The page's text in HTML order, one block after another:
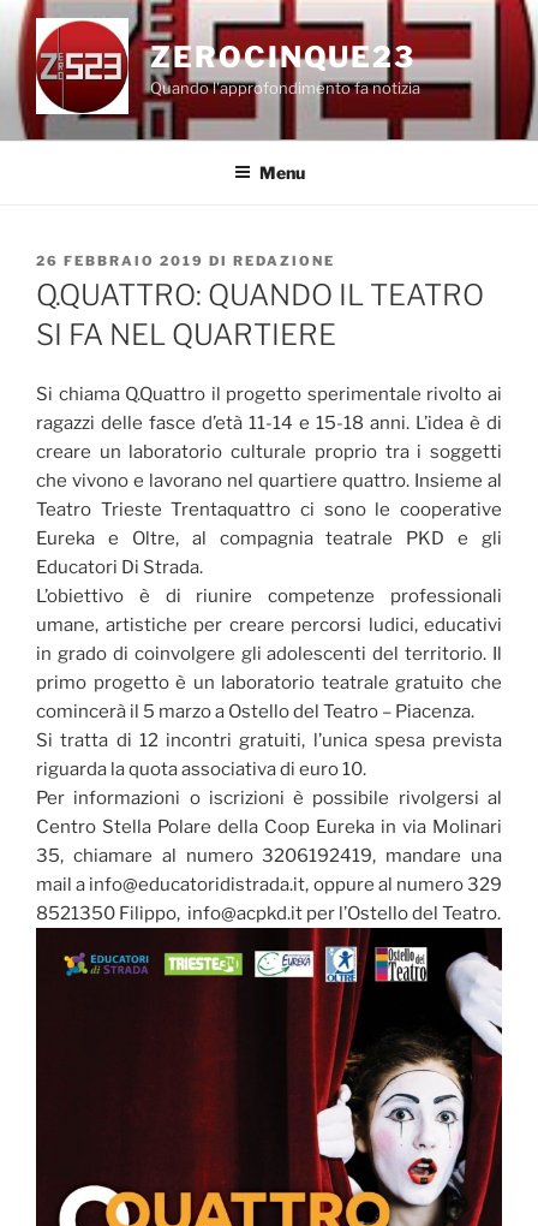
Salta
contenuto
ZEROCINQUE23
Quando l'approfondimento fa notizia
Menu
PUBBLICATO
IL
26 FEBBRAIO 2019 DI REDAZIONE
Q.QUATTRO: QUANDO IL TEATRO
SI FA NEL QUARTIERE
Si chiama Q.Quattro il progetto sperimentale rivolto ai
ragazzi delle fasce d’età 11-14 e 15-18 anni. L’idea è di
creare un laboratorio culturale proprio tra i soggetti
che vivono e lavorano nel quartiere quattro. Insieme al
Teatro Trieste Trentaquattro ci sono le cooperative
Eureka e Oltre, al compagnia teatrale PKD e gli
Educatori Di Strada.
L’obiettivo è di riunire competenze professionali
umane, artistiche per creare percorsi ludici, educativi
in grado di coinvolgere gli adolescenti del territorio. Il
primo progetto è un laboratorio teatrale gratuito che
comincerà il 5 marzo a Ostello del Teatro – Piacenza.
Si tratta di 12 incontri gratuiti, l’unica spesa prevista
riguarda la quota associativa di euro 10.
Per informazioni o iscrizioni è possibile rivolgersi al
Centro Stella Polare della Coop Eureka in via Molinari
35, chiamare al numero 3206192419, mandare una
mail a info@educatoridistrada.it, oppure al numero 329
8521350 Filippo, info@acpkd.it per l’Ostello del Teatro.